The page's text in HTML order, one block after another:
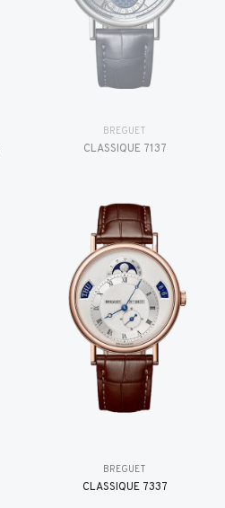
BREGUET
CLASSIQUE 7137
BREGUET
CLASSIQUE 7337